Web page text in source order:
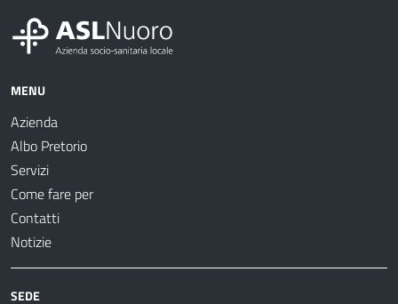
MENU
Azienda
Albo Pretorio
Servizi
Come fare per
Contatti
Notizie
SEDE